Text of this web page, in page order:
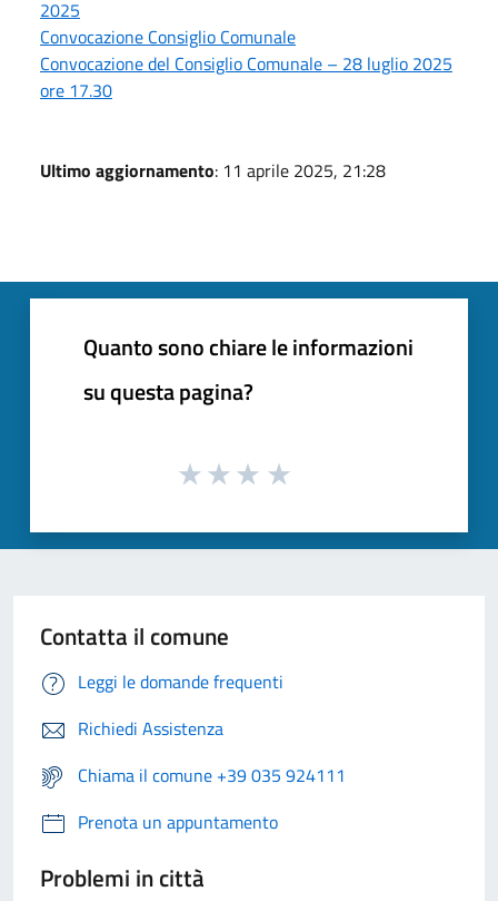
2025
Convocazione Consiglio Comunale
Convocazione del Consiglio Comunale – 28 luglio 2025
ore 17.30
Ultimo aggiornamento: 11 aprile 2025, 21:28
Quanto sono chiare le informazioni
su questa pagina?
Contatta il comune
Leggi le domande frequenti
Richiedi Assistenza
Chiama il comune +39 035 924111
Prenota un appuntamento
Problemi in città